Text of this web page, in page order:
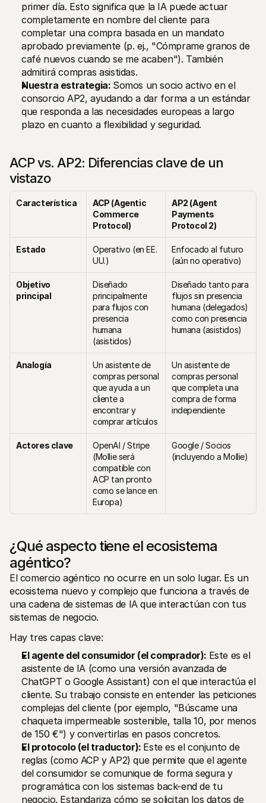
primer día. Esto significa que la IA puede actuar
completamente en nombre del cliente para
completar una compra basada en un mandato
aprobado previamente (p. ej., "Cómprame granos de
café nuevos cuando se me acaben"). También
admitirá compras asistidas.
Nuestra estrategia: Somos un socio activo en el
consorcio AP2, ayudando a dar forma a un estándar
que responda a las necesidades europeas a largo
plazo en cuanto a flexibilidad y seguridad.
ACP vs. AP2: Diferencias clave de un
vistazo
Característica
ACP (Agentic
Commerce
Protocol)
AP2 (Agent
Payments
Protocol 2)
Estado
Operativo (en EE.
UU.)
Enfocado al futuro
(aún no operativo)
Objetivo
principal
Diseñado
principalmente
para flujos con
presencia
humana
(asistidos)
Diseñado tanto para
flujos sin presencia
humana (delegados)
como con presencia
humana (asistidos)
Analogía
Un asistente de
compras personal
que ayuda a un
cliente a
encontrar y
comprar artículos
Un asistente de
compras personal
que completa una
compra de forma
independiente
Actores clave
OpenAI / Stripe
(Mollie será
compatible con
ACP tan pronto
como se lance en
Europa)
Google / Socios
(incluyendo a Mollie)
¿Qué aspecto tiene el ecosistema
agéntico?
El comercio agéntico no ocurre en un solo lugar. Es un
ecosistema nuevo y complejo que funciona a través de
una cadena de sistemas de IA que interactúan con tus
sistemas de negocio.
Hay tres capas clave:
El agente del consumidor (el comprador): Este es el
asistente de IA (como una versión avanzada de
ChatGPT o Google Assistant) con el que interactúa el
cliente. Su trabajo consiste en entender las peticiones
complejas del cliente (por ejemplo, "Búscame una
chaqueta impermeable sostenible, talla 10, por menos
de 150 €") y convertirlas en pasos concretos.
El protocolo (el traductor): Este es el conjunto de
reglas (como ACP y AP2) que permite que el agente
del consumidor se comunique de forma segura y
programática con los sistemas back-end de tu
negocio. Estandariza cómo se solicitan los datos de